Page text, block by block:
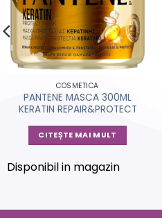
COSMETICA
PANTENE MASCA 300ML
KERATIN REPAIR&PROTECT
CITEȘTE MAI MULT
Disponibil in magazin